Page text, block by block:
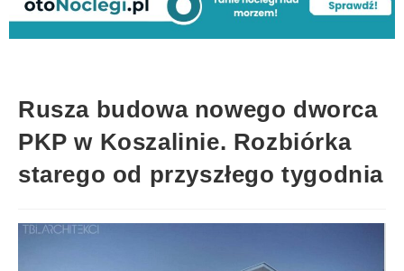
Rusza budowa nowego dworca
PKP w Koszalinie. Rozbiórka
starego od przyszłego tygodnia